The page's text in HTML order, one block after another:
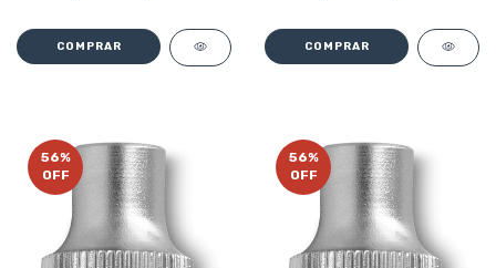
56%
OFF
56%
OFF